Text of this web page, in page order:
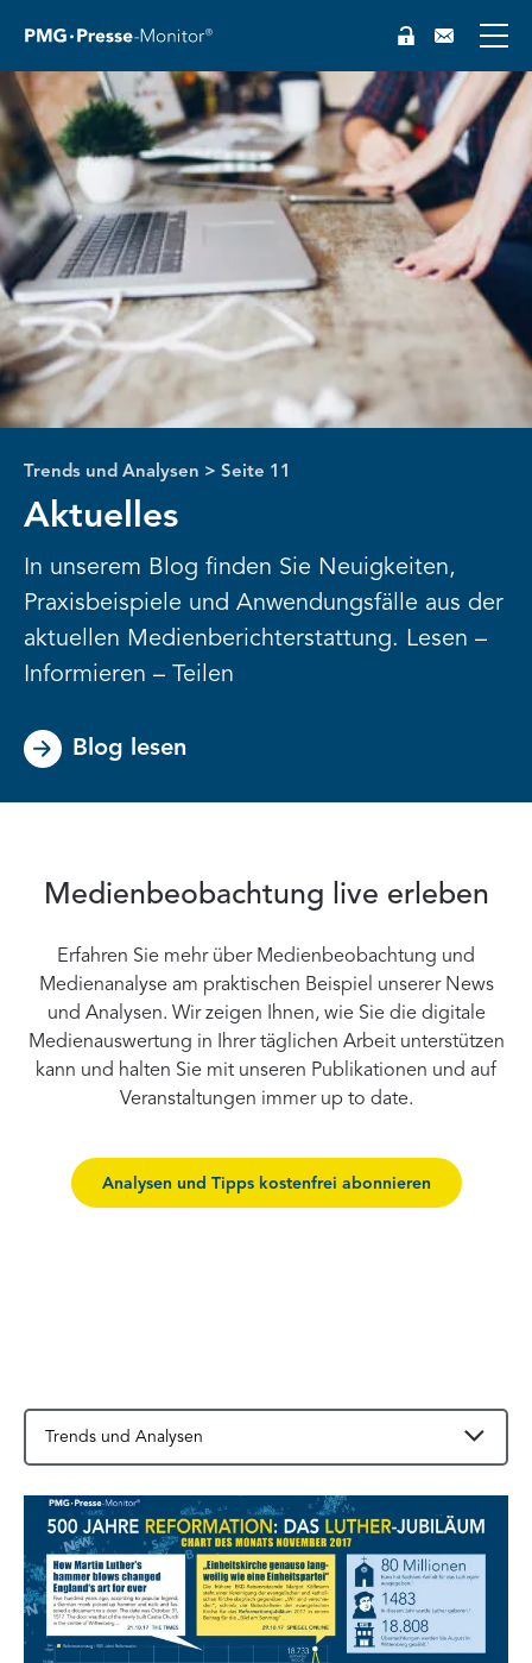
Trends und Analysen > Seite 11
Aktuelles
In unserem Blog finden Sie Neuigkeiten,
Praxisbeispiele und Anwendungsfälle aus der
aktuellen Medienberichterstattung. Lesen –
Informieren – Teilen
Blog lesen
Medienbeobachtung live erleben
Erfahren Sie mehr über Medienbeobachtung und
Medienanalyse am praktischen Beispiel unserer News
und Analysen. Wir zeigen Ihnen, wie Sie die digitale
Medienauswertung in Ihrer täglichen Arbeit unterstützen
kann und halten Sie mit unseren Publikationen und auf
Veranstaltungen immer up to date.
Analysen und Tipps kostenfrei abonnieren